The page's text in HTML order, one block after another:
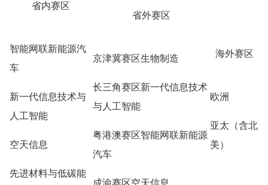
省内赛区
智能网联新能源汽
车
新一代信息技术与
人工智能
空天信息
先进材料与低碳能
省外赛区
京津冀赛区生物制造
长三角赛区新一代信息技术
与人工智能
粤港澳赛区智能网联新能源
汽车
成渝赛区空天信息
海外赛区
欧洲
亚太（含北
美）